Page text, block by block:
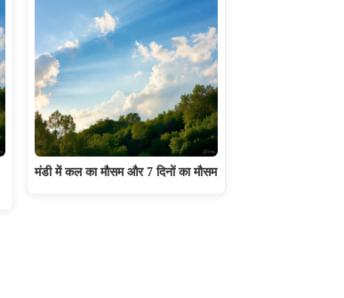
मंडी में कल का मौसम और 7 दिनों का मौसम